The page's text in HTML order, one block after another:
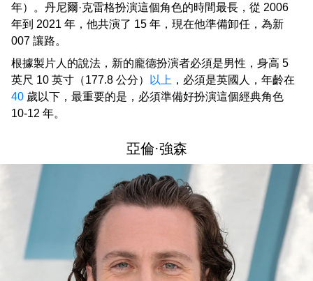
年）。丹尼爾·克雷格扮演這個角色的時間最長，從 2006
年到 2021 年，他共演了 15 年，現在他準備卸任，為新
007 讓路。
根據製片人的說法，新的龐德扮演者必須是男性，身高 5
英尺 10 英寸（177.8 公分）
以上 ，必須是英國人，年齡在
40 歲以下，最重要的是，必須準備好扮演這個經典角色
10-12 年。
亞倫·強森